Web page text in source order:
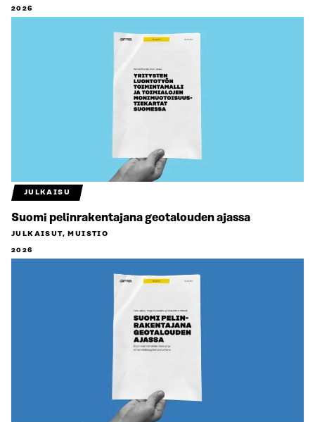
2026
JULKAISU
Suomi pelinrakentajana geotalouden ajassa
JULKAISUT, MUISTIO
2026